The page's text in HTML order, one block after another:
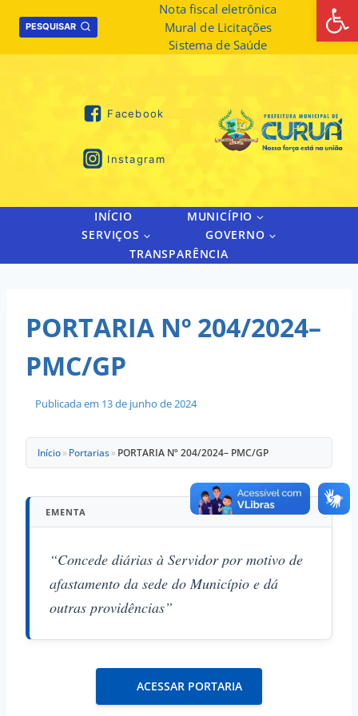
PESQUISAR
Nota fiscal eletrônica
Mural de Licitações
Sistema de Saúde
Facebook
Instagram
INÍCIO
MUNICÍPIO
SERVIÇOS
GOVERNO
TRANSPARÊNCIA
PORTARIA Nº 204/2024–
PMC/GP
Publicada em 13 de junho de 2024
Início» Portarias» PORTARIA Nº 204/2024– PMC/GP
EMENTA
“Concede diárias à Servidor por motivo de
afastamento da sede do Município e dá
outras providências”
ACESSAR PORTARIA